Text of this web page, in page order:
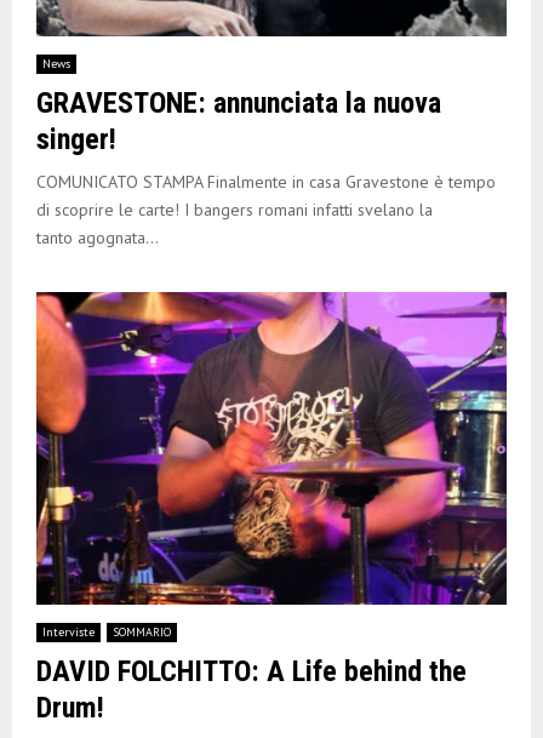
News
GRAVESTONE: annunciata la nuova
singer!
COMUNICATO STAMPA Finalmente in casa Gravestone è tempo
di scoprire le carte! I bangers romani infatti svelano la
tanto agognata...
Interviste SOMMARIO
DAVID FOLCHITTO: A Life behind the
Drum!